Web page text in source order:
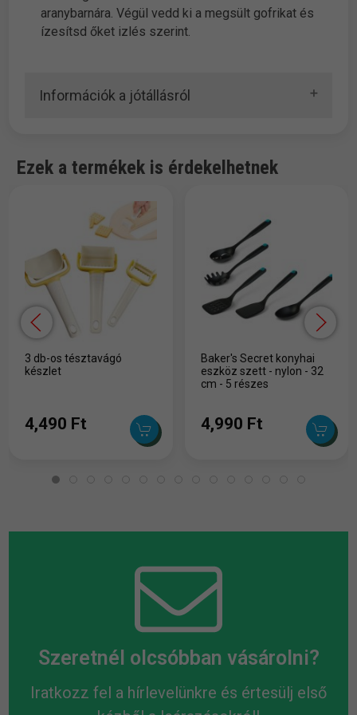
aranybarnára. Végül vedd ki a megsült gofrikat és
ízesítsd őket izlés szerint.
Információk a jótállásról
Ezek a termékek is érdekelhetnek
3 db-os tésztavágó
készlet
4,490 Ft
Baker's Secret konyhai
eszköz szett - nylon - 32
cm - 5 részes
4,990 Ft
Szeretnél olcsóbban vásárolni?
Iratkozz fel a hírlevelünkre és értesülj első